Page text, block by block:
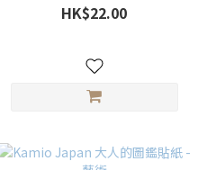
HK$22.00